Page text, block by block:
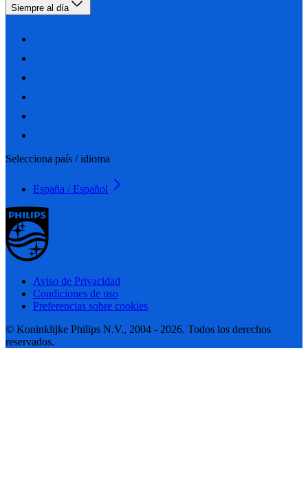
Siempre al día
Selecciona país / idioma
España / Español
Aviso de Privacidad
Condiciones de uso
Preferencias sobre cookies
© Koninklijke Philips N.V., 2004 - 2026. Todos los derechos
reservados.